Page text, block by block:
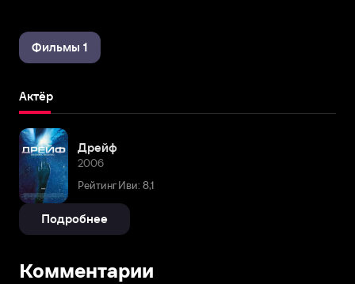
Фильмы 1
Актёр
Дрейф
2006
Рейтинг Иви: 8,1
Подробнее
Комментарии